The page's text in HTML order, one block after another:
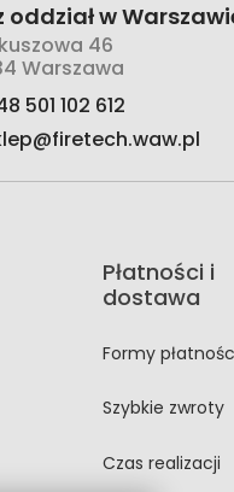
oddział w
46
Warszawa
501 102 612
Płatności i
dostawa
Formy
Szybkie zwroty
Czas realizacji